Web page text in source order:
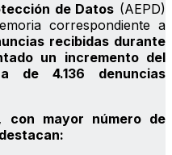
de Datos (AEPD)
correspondiente a
recibidas durante
un incremento del
de 4.136 denuncias
con mayor número de
destacan: